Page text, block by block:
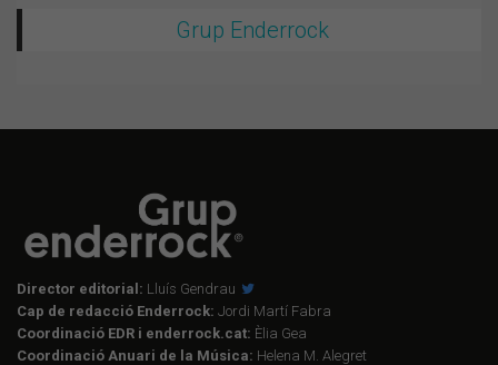
Grup Enderrock
Director editorial: Lluís Gendrau
Cap de redacció Enderrock: Jordi Martí Fabra
Coordinació EDR i enderrock.cat: Èlia Gea
Coordinació Anuari de la Música: Helena M. Alegret